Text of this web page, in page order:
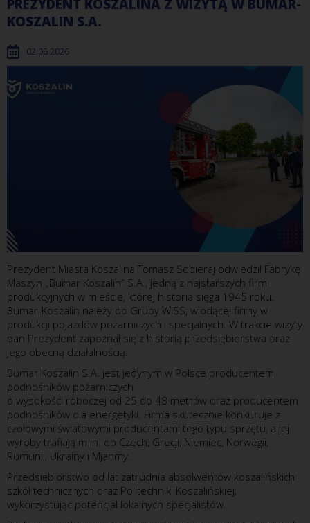
PREZYDENT KOSZALINA Z WIZYTĄ W BUMAR-
KOSZALIN S.A.
02.06.2026
Prezydent Miasta Koszalina Tomasz Sobieraj odwiedził Fabrykę
Maszyn „Bumar Koszalin” S.A., jedną z najstarszych firm
produkcyjnych w mieście, której historia sięga 1945 roku.
Bumar-Koszalin należy do Grupy WISS, wiodącej firmy w
produkcji pojazdów pożarniczych i specjalnych. W trakcie wizyty
pan Prezydent zapoznał się z historią przedsiębiorstwa oraz
jego obecną działalnością.
Bumar Koszalin S.A. jest jedynym w Polsce producentem
podnośników pożarniczych
o wysokości roboczej od 25 do 48 metrów oraz producentem
podnośników dla energetyki. Firma skutecznie konkuruje z
czołowymi światowymi producentami tego typu sprzętu, a jej
wyroby trafiają m.in. do Czech, Grecji, Niemiec, Norwegii,
Rumunii, Ukrainy i Mjanmy.
Przedsiębiorstwo od lat zatrudnia absolwentów koszalińskich
szkół technicznych oraz Politechniki Koszalińskiej,
wykorzystując potencjał lokalnych specjalistów.